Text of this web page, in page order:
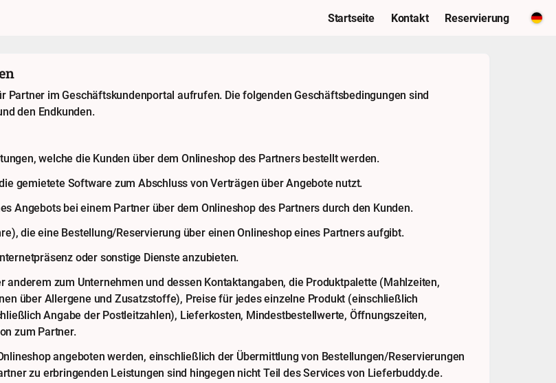
Startseite Kontakt Reservierung
Partner im Geschäftskundenportal aufrufen. Die folgenden Geschäftsbedingungen sind
den Endkunden.
welche die Kunden über dem Onlineshop des Partners bestellt werden.
gemietete Software zum Abschluss von Verträgen über Angebote nutzt.
Angebots bei einem Partner über dem Onlineshop des Partners durch den Kunden.
die eine Bestellung/Reservierung über einen Onlineshop eines Partners aufgibt.
oder sonstige Dienste anzubieten.
anderem zum Unternehmen und dessen Kontaktangaben, die Produktpalette (Mahlzeiten,
über Allergene und Zusatzstoffe), Preise für jedes einzelne Produkt (einschließlich
Angabe der Postleitzahlen), Lieferkosten, Mindestbestellwerte, Öffnungszeiten,
zum Partner.
angeboten werden, einschließlich der Übermittlung von Bestellungen/Reservierungen
zu erbringenden Leistungen sind hingegen nicht Teil des Services von Lieferbuddy.de.